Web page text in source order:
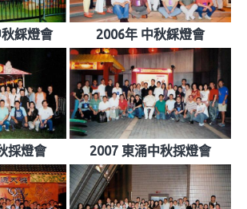
綵燈會 2006年 中秋綵燈會
採燈會 2007 東涌中秋採燈會